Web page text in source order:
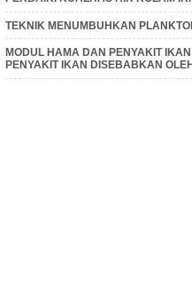
TEKNIK MENUMBUHKAN
MODUL HAMA DAN PENYAKIT
PENYAKIT IKAN DISEBABKAN